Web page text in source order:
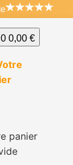
0 0,00 €
panier